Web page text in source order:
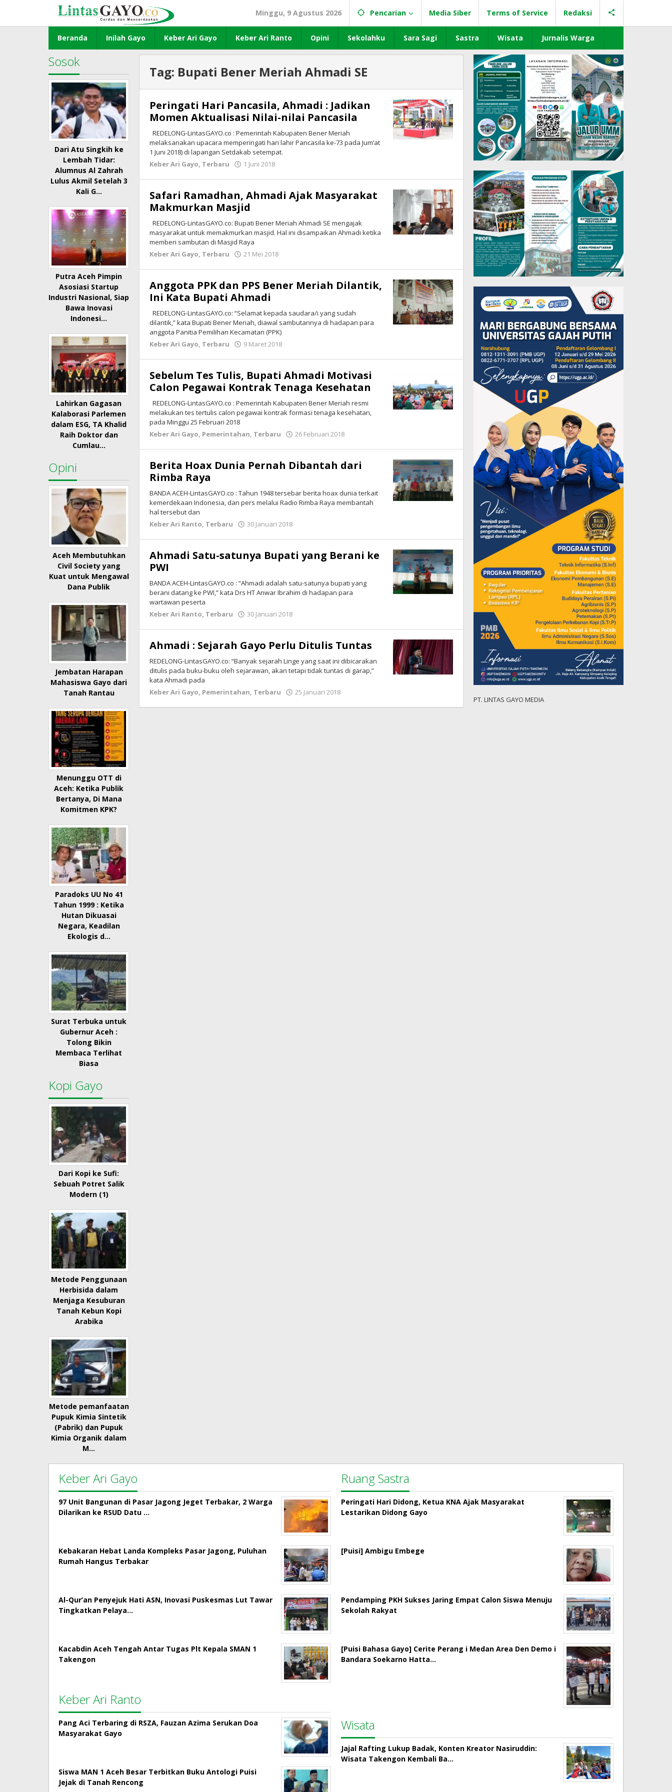
konten
Minggu, 9 Agustus 2026 Pencarian Media Siber Terms of Service Redaksi
Beranda Inilah Gayo Keber Ari Gayo Keber Ari Ranto Opini Sekolahku Sara Sagi Sastra Wisata Jurnalis Warga
Sosok
Dari Atu Singkih ke
Lembah Tidar:
Alumnus Al Zahrah
Lulus Akmil Setelah 3
Kali G…
Putra Aceh Pimpin
Asosiasi Startup
Industri Nasional, Siap
Bawa Inovasi
Indonesi…
Lahirkan Gagasan
Kalaborasi Parlemen
dalam ESG, TA Khalid
Raih Doktor dan
Cumlau…
Opini
Aceh Membutuhkan
Civil Society yang
Kuat untuk Mengawal
Dana Publik
Jembatan Harapan
Mahasiswa Gayo dari
Tanah Rantau
Menunggu OTT di
Aceh: Ketika Publik
Bertanya, Di Mana
Komitmen KPK?
Paradoks UU No 41
Tahun 1999 : Ketika
Hutan Dikuasai
Negara, Keadilan
Ekologis d…
Surat Terbuka untuk
Gubernur Aceh :
Tolong Bikin
Membaca Terlihat
Biasa
Kopi Gayo
Dari Kopi ke Sufi:
Sebuah Potret Salik
Modern (1)
Metode Penggunaan
Herbisida dalam
Menjaga Kesuburan
Tanah Kebun Kopi
Arabika
Metode pemanfaatan
Pupuk Kimia Sintetik
(Pabrik) dan Pupuk
Kimia Organik dalam
M…
Tag: Bupati Bener Meriah Ahmadi SE
Peringati Hari Pancasila, Ahmadi : Jadikan
Momen Aktualisasi Nilai-nilai Pancasila
REDELONG-LintasGAYO.co : Pemerintah Kabupaten Bener Meriah
melaksanakan upacara memperingati hari lahir Pancasila ke-73 pada Jum’at
1 Juni 2018) di lapangan Setdakab setempat.
Keber Ari Gayo, Terbaru 1 Juni 2018
Safari Ramadhan, Ahmadi Ajak Masyarakat
Makmurkan Masjid
REDELONG-LintasGAYO.co: Bupati Bener Meriah Ahmadi SE mengajak
masyarakat untuk memakmurkan masjid. Hal ini disampaikan Ahmadi ketika
memberi sambutan di Masjid Raya
Keber Ari Gayo, Terbaru 21 Mei 2018
Anggota PPK dan PPS Bener Meriah Dilantik,
Ini Kata Bupati Ahmadi
REDELONG-LintasGAYO.co: “Selamat kepada saudara/i yang sudah
dilantik,” kata Bupati Bener Meriah, diawal sambutannya di hadapan para
anggota Panitia Pemilihan Kecamatan (PPK)
Keber Ari Gayo, Terbaru 9 Maret 2018
Sebelum Tes Tulis, Bupati Ahmadi Motivasi
Calon Pegawai Kontrak Tenaga Kesehatan
REDELONG-LintasGAYO.co : Pemerintah Kabupaten Bener Meriah resmi
melakukan tes tertulis calon pegawai kontrak formasi tenaga kesehatan,
pada Minggu 25 Februari 2018
Keber Ari Gayo, Pemerintahan, Terbaru 26 Februari 2018
Berita Hoax Dunia Pernah Dibantah dari
Rimba Raya
BANDA ACEH-LintasGAYO.co : Tahun 1948 tersebar berita hoax dunia terkait
kemerdekaan Indonesia, dan pers melalui Radio Rimba Raya membantah
hal tersebut dan
Keber Ari Ranto, Terbaru 30 Januari 2018
Ahmadi Satu-satunya Bupati yang Berani ke
PWI
BANDA ACEH-LintasGAYO.co : “Ahmadi adalah satu-satunya bupati yang
berani datang ke PWI,” kata Drs HT Anwar Ibrahim di hadapan para
wartawan peserta
Keber Ari Ranto, Terbaru 30 Januari 2018
Ahmadi : Sejarah Gayo Perlu Ditulis Tuntas
REDELONG-LintasGAYO.co: “Banyak sejarah Linge yang saat ini dibicarakan
ditulis pada buku-buku oleh sejarawan, akan tetapi tidak tuntas di garap,”
kata Ahmadi pada
Keber Ari Gayo, Pemerintahan, Terbaru 25 Januari 2018
PT. LINTAS GAYO MEDIA
Keber Ari Gayo
97 Unit Bangunan di Pasar Jagong Jeget Terbakar, 2 Warga
Dilarikan ke RSUD Datu …
Kebakaran Hebat Landa Kompleks Pasar Jagong, Puluhan
Rumah Hangus Terbakar
Al-Qur’an Penyejuk Hati ASN, Inovasi Puskesmas Lut Tawar
Tingkatkan Pelaya…
Kacabdin Aceh Tengah Antar Tugas Plt Kepala SMAN 1
Takengon
Keber Ari Ranto
Pang Aci Terbaring di RSZA, Fauzan Azima Serukan Doa
Masyarakat Gayo
Siswa MAN 1 Aceh Besar Terbitkan Buku Antologi Puisi
Jejak di Tanah Rencong
Ruang Sastra
Peringati Hari Didong, Ketua KNA Ajak Masyarakat
Lestarikan Didong Gayo
[Puisi] Ambigu Embege
Pendamping PKH Sukses Jaring Empat Calon Siswa Menuju
Sekolah Rakyat
[Puisi Bahasa Gayo] Cerite Perang i Medan Area Den Demo i
Bandara Soekarno Hatta…
Wisata
Jajal Rafting Lukup Badak, Konten Kreator Nasiruddin:
Wisata Takengon Kembali Ba…